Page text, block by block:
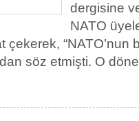
dergisine
NATO
çekerek, “NATO’nun
söz etmişti. O